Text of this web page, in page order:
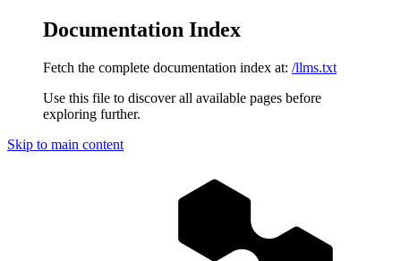
Documentation Index
Fetch the complete documentation index at: /llms.txt
Use this file to discover all available pages before
exploring further.
Skip to main content